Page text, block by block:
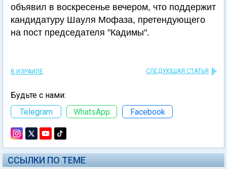
объявил в воскресенье вечером, что поддержит
кандидатуру Шауля Мофаза, претендующего
на пост председателя "Кадимы".
В ИЗРАИЛЕ СЛЕДУЮЩАЯ СТАТЬЯ
Будьте с нами:
Telegram
WhatsApp Facebook
ССЫЛКИ ПО ТЕМЕ